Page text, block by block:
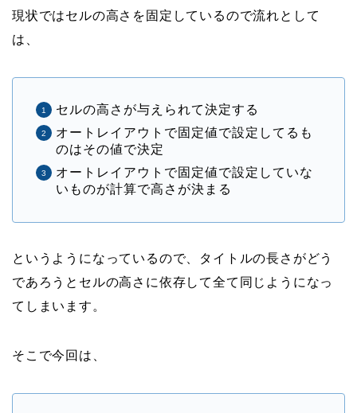
現状ではセルの高さを固定しているので流れとして
は、
セルの高さが与えられて決定する
オートレイアウトで固定値で設定してるも
のはその値で決定
オートレイアウトで固定値で設定していな
いものが計算で高さが決まる
というようになっているので、タイトルの長さがどう
であろうとセルの高さに依存して全て同じようになっ
てしまいます。
そこで今回は、